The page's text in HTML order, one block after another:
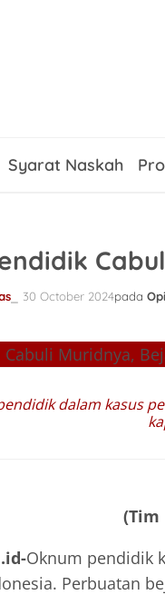
Syarat Naskah
30 October 2024pada
dalam kasus
(Tim
Oknum pendidik
Perbuatan